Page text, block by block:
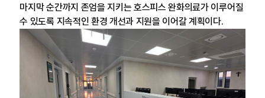
마지막 순간까지 존엄을 지키는 호스피스 완화의료가 이루어질
수 있도록 지속적인 환경 개선과 지원을 이어갈 계획이다.